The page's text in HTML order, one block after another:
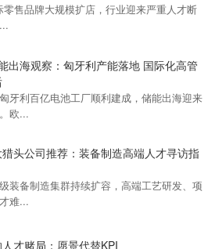
零售品牌大规模扩店，行业迎来严重人才断
出海观察：匈牙利产能落地 国际化高管
牙利百亿电池工厂顺利建成，储能出海迎来
欧...
头公司推荐：装备制造高端人才寻访指
装备制造集群持续扩容，高端工艺研发、项
难...
才赌局：愿景代替KPI